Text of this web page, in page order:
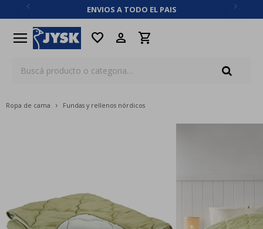
ENVIOS A TODO EL PAIS
menu favorite
Ropa de cama Fundas y rellenos nórdicos
close